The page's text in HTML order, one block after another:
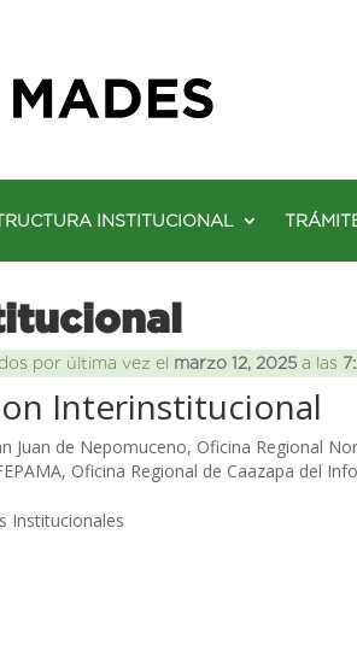
INSTITUCIONAL
por última vez el marzo 12, 2025 a las
Interinstitucional
Juan de Nepomuceno, Oficina Regional
Oficina Regional de Caazapa del
Institucionales